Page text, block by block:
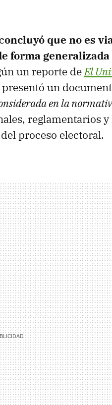
oncluyó que no es
forma generalizada
un reporte deEl
un
en la
reglamentarios y
proceso electoral.